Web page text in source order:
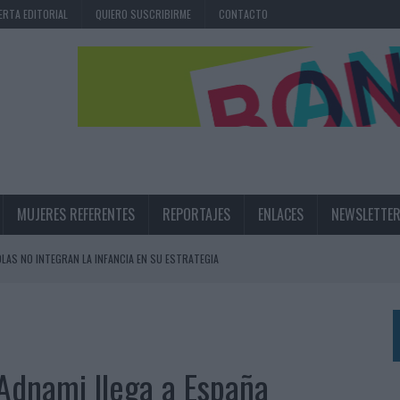
EDITORIAL QUIERO SUSCRIBIRME CONTACTO
MUJERES REFERENTES REPORTAJES ENLACES NEWSLETTER
NO INTEGRAN LA INFANCIA EN SU ESTRATEGIA
COMERCIAL GLOBALllega a España